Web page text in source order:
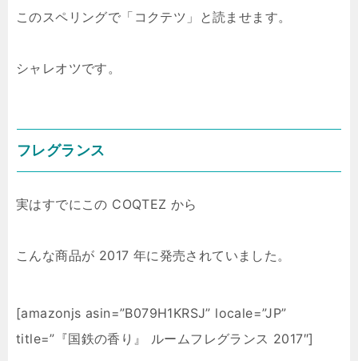
このスペリングで「コクテツ」と読ませます。
シャレオツです。
フレグランス
実はすでにこの COQTEZ から
こんな商品が 2017 年に発売されていました。
[amazonjs asin=”B079H1KRSJ” locale=”JP”
title=”『国鉄の香り』 ルームフレグランス 2017″]